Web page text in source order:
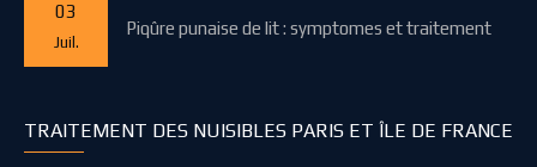
03
Juil.
Piqûre punaise de lit : symptomes et traitement
TRAITEMENT DES NUISIBLES PARIS ET ÎLE DE FRANCE